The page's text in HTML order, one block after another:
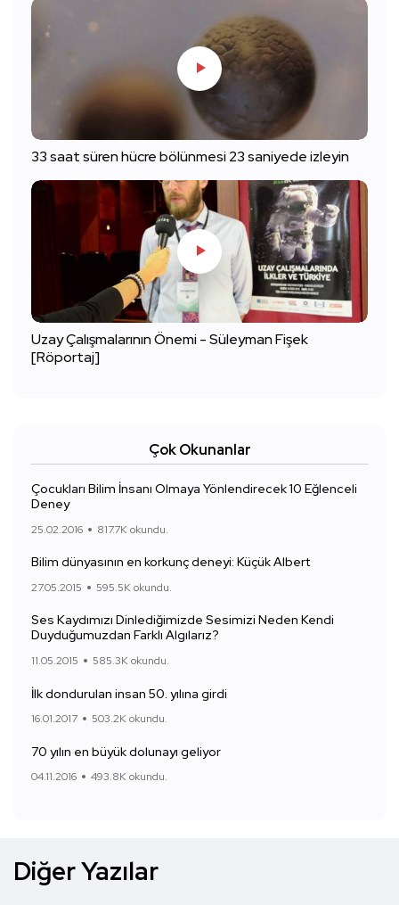
33 saat süren hücre bölünmesi 23 saniyede izleyin
Uzay Çalışmalarının Önemi - Süleyman Fişek
[Röportaj]
Çok Okunanlar
Çocukları Bilim İnsanı Olmaya Yönlendirecek 10 Eğlenceli
Deney
25.02.2016 817.7K okundu.
Bilim dünyasının en korkunç deneyi: Küçük Albert
27.05.2015 595.5K okundu.
Ses Kaydımızı Dinlediğimizde Sesimizi Neden Kendi
Duyduğumuzdan Farklı Algılarız?
11.05.2015 585.3K okundu.
İlk dondurulan insan 50. yılına girdi
16.01.2017 503.2K okundu.
70 yılın en büyük dolunayı geliyor
04.11.2016 493.8K okundu.
Diğer Yazılar